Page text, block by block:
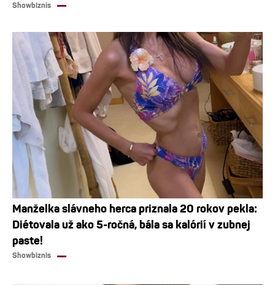
Showbiznis
Manželka slávneho herca priznala 20 rokov pekla:
Diétovala už ako 5-ročná, bála sa kalórií v zubnej
paste!
Showbiznis